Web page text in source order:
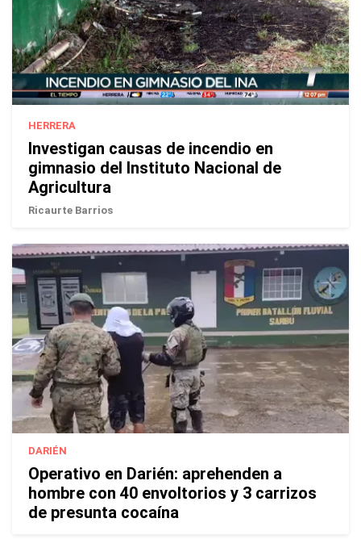
HERRERA
Investigan causas de incendio en
gimnasio del Instituto Nacional de
Agricultura
Ricaurte Barrios
DARIÉN
Operativo en Darién: aprehenden a
hombre con 40 envoltorios y 3 carrizos
de presunta cocaína